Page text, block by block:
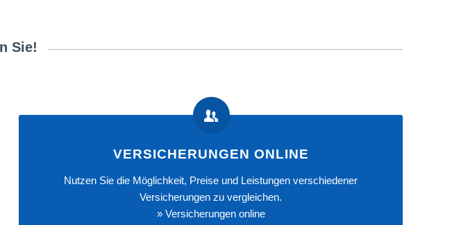
Sie!
VERSICHERUNGEN ONLINE
Nutzen Sie die Möglichkeit, Preise und Leistungen verschiedener
Versicherungen zu vergleichen.
» Versicherungen online